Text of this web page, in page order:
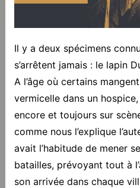
Il y a deux spécimens
s’arrêtent jamais : le lapin
A l’âge où certains
vermicelle dans un
encore et toujours sur
comme nous l’explique
avait l’habitude de mener
batailles, prévoyant tout à
son arrivée dans chaque